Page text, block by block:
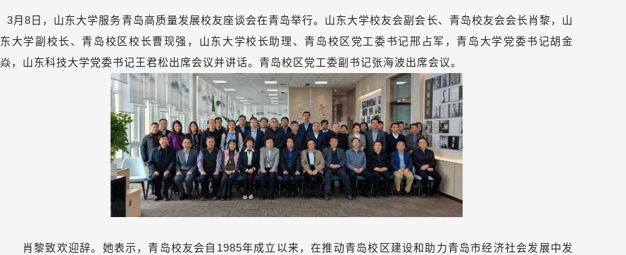
3月8日，山东大学服务青岛高质量发展校友座谈会在青岛举行。山东大学校友会副会长、青岛校友会会长肖黎，山
东大学副校长、青岛校区校长曹现强，山东大学校长助理、青岛校区党工委书记邢占军，青岛大学党委书记胡金
焱，山东科技大学党委书记王君松出席会议并讲话。青岛校区党工委副书记张海波出席会议。
肖黎致欢迎辞。她表示，青岛校友会自1985年成立以来，在推动青岛校区建设和助力青岛市经济社会发展中发